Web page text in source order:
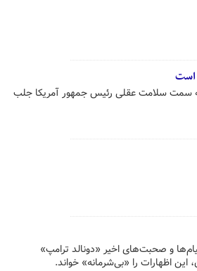
است
سمت سلامت عقلی رئیس جمهور آمریکا جلب
و صحبت‌های اخیر «دونالد ترامپ»
اظهارات را «بی‌شرمانه» خواند.